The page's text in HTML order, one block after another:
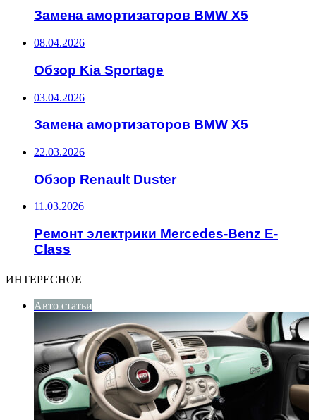
Замена амортизаторов BMW X5
08.04.2026
Обзор Kia Sportage
03.04.2026
Замена амортизаторов BMW X5
22.03.2026
Обзор Renault Duster
11.03.2026
Ремонт электрики Mercedes-Benz E-
Class
ИНТЕРЕСНОЕ
Авто статьи